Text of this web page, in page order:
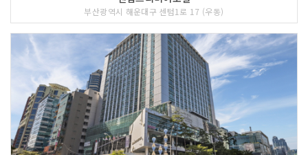
부산광역시 해운대구 센텀1로 17 (우동)